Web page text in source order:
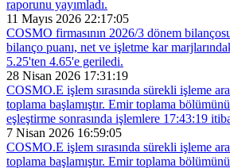
raporunu yayımladı.
11 Mayıs 2026 22:17:05
COSMO firmasının 2026/3 dönem
bilanço puanı, net ve işletme kar
5.25'ten 4.65'e geriledi.
28 Nisan 2026 17:31:19
COSMO.E işlem sırasında sürekli işleme
toplama başlamıştır. Emir toplama
eşleştirme sonrasında işlemlere 17:43:19
7 Nisan 2026 16:59:05
COSMO.E işlem sırasında sürekli işleme
toplama başlamıştır. Emir toplama